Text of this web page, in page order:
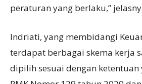
peraturan yang berlaku,”
Indriati, yang membidangi
terdapat berbagai skema kerja
dipilih sesuai dengan